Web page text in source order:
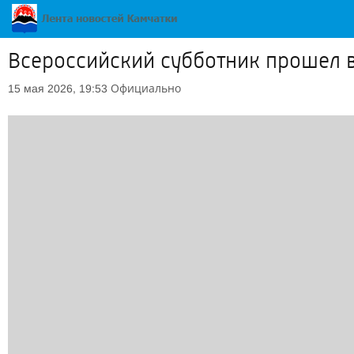
Всероссийский субботник прошел
15 мая 2026, 19:53 Официально